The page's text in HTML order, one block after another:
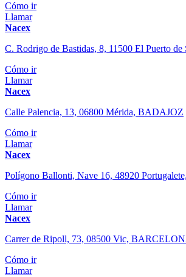
Cómo ir
Llamar
Nacex
C. Rodrigo de Bastidas, 8, 11500 El Puerto
Cómo ir
Llamar
Nacex
Calle Palencia, 13, 06800 Mérida, BADAJOZ
Cómo ir
Llamar
Nacex
Polígono Ballonti, Nave 16, 48920
Cómo ir
Llamar
Nacex
Carrer de Ripoll, 73, 08500 Vic,
Cómo ir
Llamar